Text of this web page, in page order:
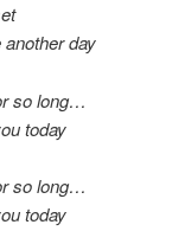
day
so long…
today
so long…
today